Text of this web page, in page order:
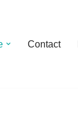
Contact